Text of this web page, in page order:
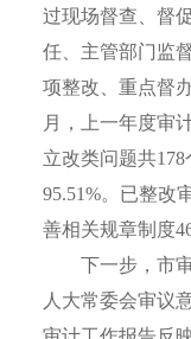
过现场督查、督
任、主管部门监
项整改、重点督
月，上一年度审
立改类问题共
95.51%。已整改
善相关规章制度46
下一步，市审
人大常委会审议